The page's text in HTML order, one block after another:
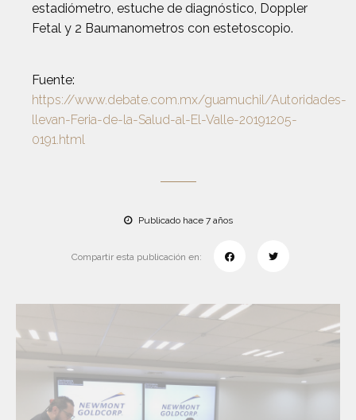
estadiómetro, estuche de diagnóstico, Doppler
Fetal y 2 Baumanometros con estetoscopio.
Fuente:
https://www.debate.com.mx/guamuchil/Autoridades-
llevan-Feria-de-la-Salud-al-El-Valle-20191205-
0191.html
Publicado hace 7 años
Compartir esta publicación en: